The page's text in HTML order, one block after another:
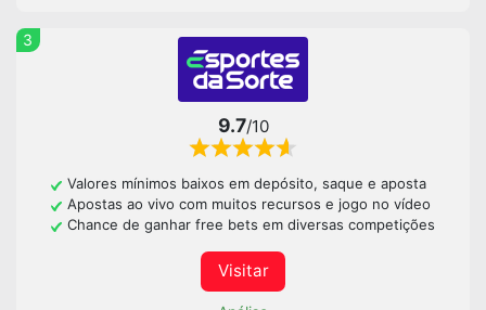
3
9.7/10
Valores mínimos baixos em depósito, saque e aposta
Apostas ao vivo com muitos recursos e jogo no vídeo
Chance de ganhar free bets em diversas competições
Visitar